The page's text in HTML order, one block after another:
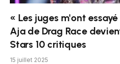
« Les juges m'ont
Aja de Drag Race
Stars 10 critiques
15 juillet 2025